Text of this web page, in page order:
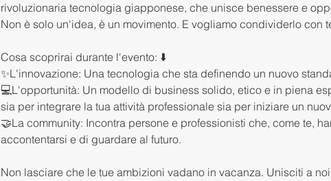
rivoluzionaria tecnologia giapponese, che unisce benessere e
Non è solo un'idea, è un movimento. E vogliamo condividerlo con
Cosa scoprirai durante l'evento: ⬇️
✨L'innovazione: Una tecnologia che sta definendo un nuovo
💻L'opportunità: Un modello di business solido, etico e in piena
sia per integrare la tua attività professionale sia per iniziare un
🤝La community: Incontra persone e professionisti che, come te,
accontentarsi e di guardare al futuro.
Non lasciare che le tue ambizioni vadano in vacanza. Unisciti a